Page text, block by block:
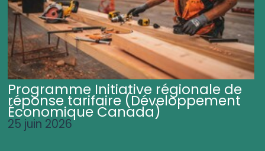
Programme Initiative régionale de
réponse tarifaire (Développement
Économique Canada)
25 juin 2026